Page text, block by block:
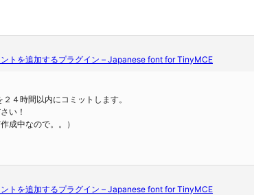
トを追加するプラグイン – Japanese font for TinyMCE
４時間以内にコミットします。
い！
成中なので。。）
トを追加するプラグイン – Japanese font for TinyMCE